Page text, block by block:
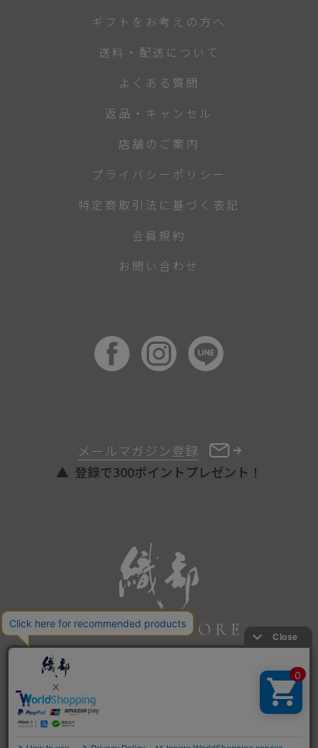
ONLINE STORE
メールマガジン登録
登録で300ポイントプレゼント！
ギフトをお考えの方へ
送料・配送について
よくある質問
返品・キャンセル
店舗のご案内
プライバシーポリシー
特定商取引法に基づく表記
会員規約
お問い合わせ
COPYRIGHT © ORIBE ALL RIGHTS RESERVED.